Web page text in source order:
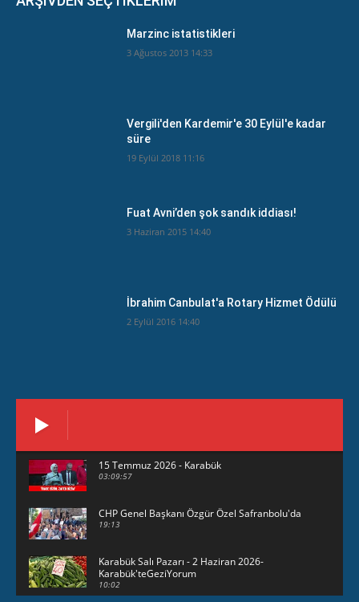
Marzinc istatistikleri
3 Ağustos 2013 14:33
Vergili'den Kardemir'e 30 Eylül'e kadar
süre
19 Eylül 2018 11:16
Fuat Avni’den şok sandık iddiası!
3 Haziran 2015 14:40
İbrahim Canbulat'a Rotary Hizmet Ödülü
2 Eylül 2016 14:40
15 Temmuz 2026 - Karabük
03:09:57
CHP Genel Başkanı Özgür Özel Safranbolu'da
19:13
Karabük Salı Pazarı - 2 Haziran 2026-
Karabük'teGeziYorum
10:02